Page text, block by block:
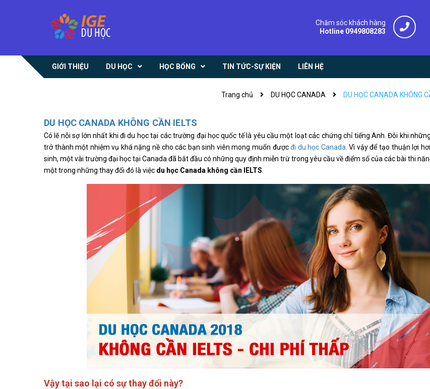
Chăm sóc khách hàng
Hotline 0949808283
GIỚI THIỆU DU HỌC HỌC BỔNG TIN TỨC-SỰ KIỆN LIÊN HỆ
Trang chủ DU HỌC CANADA DU HỌC CANADA KHÔNG
DU HỌC CANADA KHÔNG CẦN IELTS
Có lẽ nỗi sợ lớn nhất khi đi du học tại các trường đại học quốc tế là yêu cầu một loạt các chứng chỉ tiếng Anh. Đôi khi
trở thành một nhiệm vụ khá nặng nề cho các bạn sinh viên mong muốn đượcđi du học Canada . Vì vậy để tạo thuận lợi
sinh, một vài trường đại học tại Canada đã bắt đầu có những quy định miễn trừ trong yêu cầu về điểm số của các bài thi
một trong những thay đổi đó là việc du học Canada không cần IELTS
Vậy tại sao lại có sự thay đổi này?